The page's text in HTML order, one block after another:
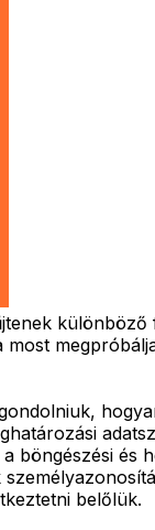
böngészési és
belőlük.